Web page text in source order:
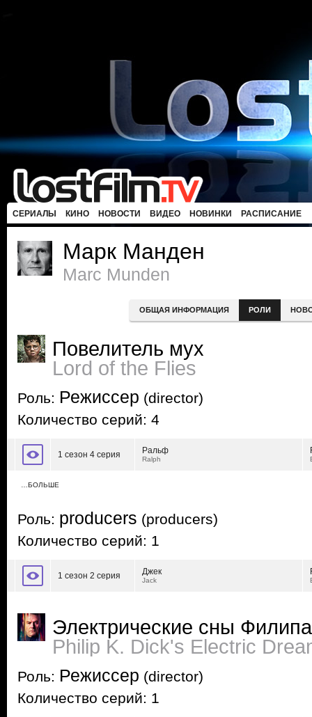
СЕРИАЛЫ КИНО НОВОСТИ ВИДЕО НОВИНКИ РАСПИСАНИЕ
Марк Манден
Marc Munden
ОБЩАЯ ИНФОРМАЦИЯ РОЛИ
Повелитель мух
Lord of the Flies
Роль: Режиссер (director)
Количество серий: 4
1 сезон 4 серия Ральф
Ralph
…БОЛЬШЕ
Роль: producers (producers)
Количество серий: 1
1 сезон 2 серия Джек
Jack
Электрические сны
Philip K. Dick's Electric
Роль: Режиссер (director)
Количество серий: 1